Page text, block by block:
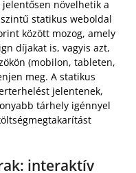
növelhetik a
statikus weboldal
között mozog, amely
díjakat is, vagyis azt,
(mobilon, tableten,
meg. A statikus
jelentenek,
tárhely igénnyel
interaktív